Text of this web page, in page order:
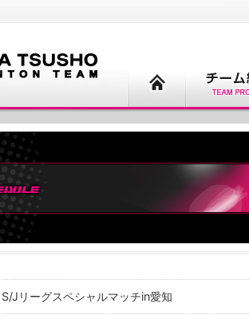
S/Jリーグスペシャルマッチin愛知